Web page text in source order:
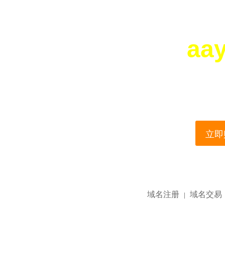
立
域名注册 | 域名交易